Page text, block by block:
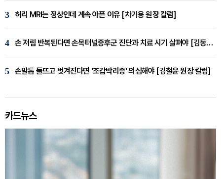
3 허리 MRI는 정상인데 계속 아픈 이유 [차기용 원장 칼럼]
4 손 저림 반복된다면 손목터널증후군 진단과 치료 시기 살펴야 [김동현 원장 칼럼]
5 손발톱 들뜨고 벗겨진다면 '조갑박리증' 의심해야 [김철윤 원장 칼럼]
카드뉴스